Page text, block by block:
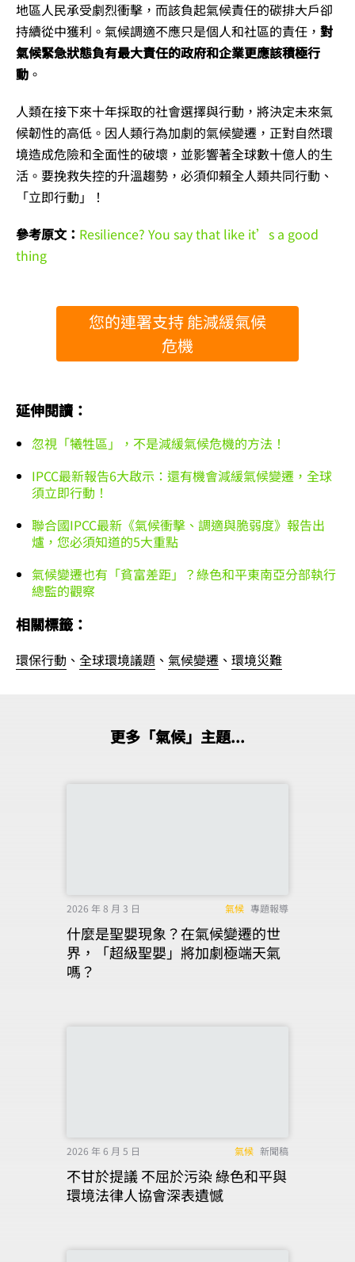
地區人民承受劇烈衝擊，而該負起氣候責任的碳排大戶卻
持續從中獲利。氣候調適不應只是個人和社區的責任， 對
氣候緊急狀態負有最大責任的政府和企業更應該積極行
動 。
人類在接下來十年採取的社會選擇與行動，將決定未來氣
候韌性的高低。因人類行為加劇的氣候變遷，正對自然環
境造成危險和全面性的破壞，並影響著全球數十億人的生
活。要挽救失控的升溫趨勢，必須仰賴全人類共同行動、
「立即行動」！
參考原文： Resilience? You say that like it’s a good
thing
您的連署支持 能減緩氣候
危機
延伸閱讀：
忽視「犧牲區」，不是減緩氣候危機的方法！
IPCC最新報告6大啟示：還有機會減緩氣候變遷，全球
須立即行動！
聯合國IPCC最新《氣候衝擊、調適與脆弱度》報告出
爐，您必須知道的5大重點
氣候變遷也有「貧富差距」？綠色和平東南亞分部執行
總監的觀察
相關標籤：
環保行動 、 全球環境議題 、 氣候變遷 、 環境災難
更多「氣候」主題...
2026 年 8 月 3 日 氣候 專題報導
什麼是聖嬰現象？在氣候變遷的世
界，「超級聖嬰」將加劇極端天氣
嗎？
2026 年 6 月 5 日 氣候 新聞稿
不甘於提議 不屈於污染 綠色和平與
環境法律人協會深表遺憾